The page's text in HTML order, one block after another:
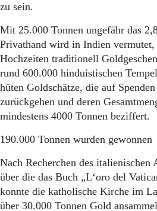
zu sein.
Mit 25.000 Tonnen ungefähr das
Privathand wird in Indien
Hochzeiten traditionell
rund 600.000 hinduistischen
hüten Goldschätze, die auf
zurückgehen und deren
mindestens 4000 Tonnen beziffert.
190.000 Tonnen wurden gewonnen
Nach Recherchen des italienischen
über die das Buch „L‘oro del
konnte die katholische Kirche im
über 30.000 Tonnen Gold